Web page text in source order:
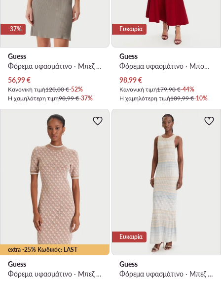
-37%
Guess
Φόρεμα υφασμάτινο · Μπεζ · Mini
Τρέχουσα τιμή
56,99€
Κανονική τιμή120,00 €-52%
Η χαμηλότερη τιμή90,99 €-37%
Ευκαιρία
Guess
Φόρεμα υφασμάτινο · Μπορντό · Midi
Τρέχουσα τιμή
98,99€
Κανονική τιμή179,90 €-44%
Η χαμηλότερη τιμή109,99 €-10%
extra -25% Κωδικός: LAST
Guess
Φόρεμα υφασμάτινο · Μπεζ · Mini
Ευκαιρία
Guess
Φόρεμα υφασμάτινο · Μπεζ · Maxi